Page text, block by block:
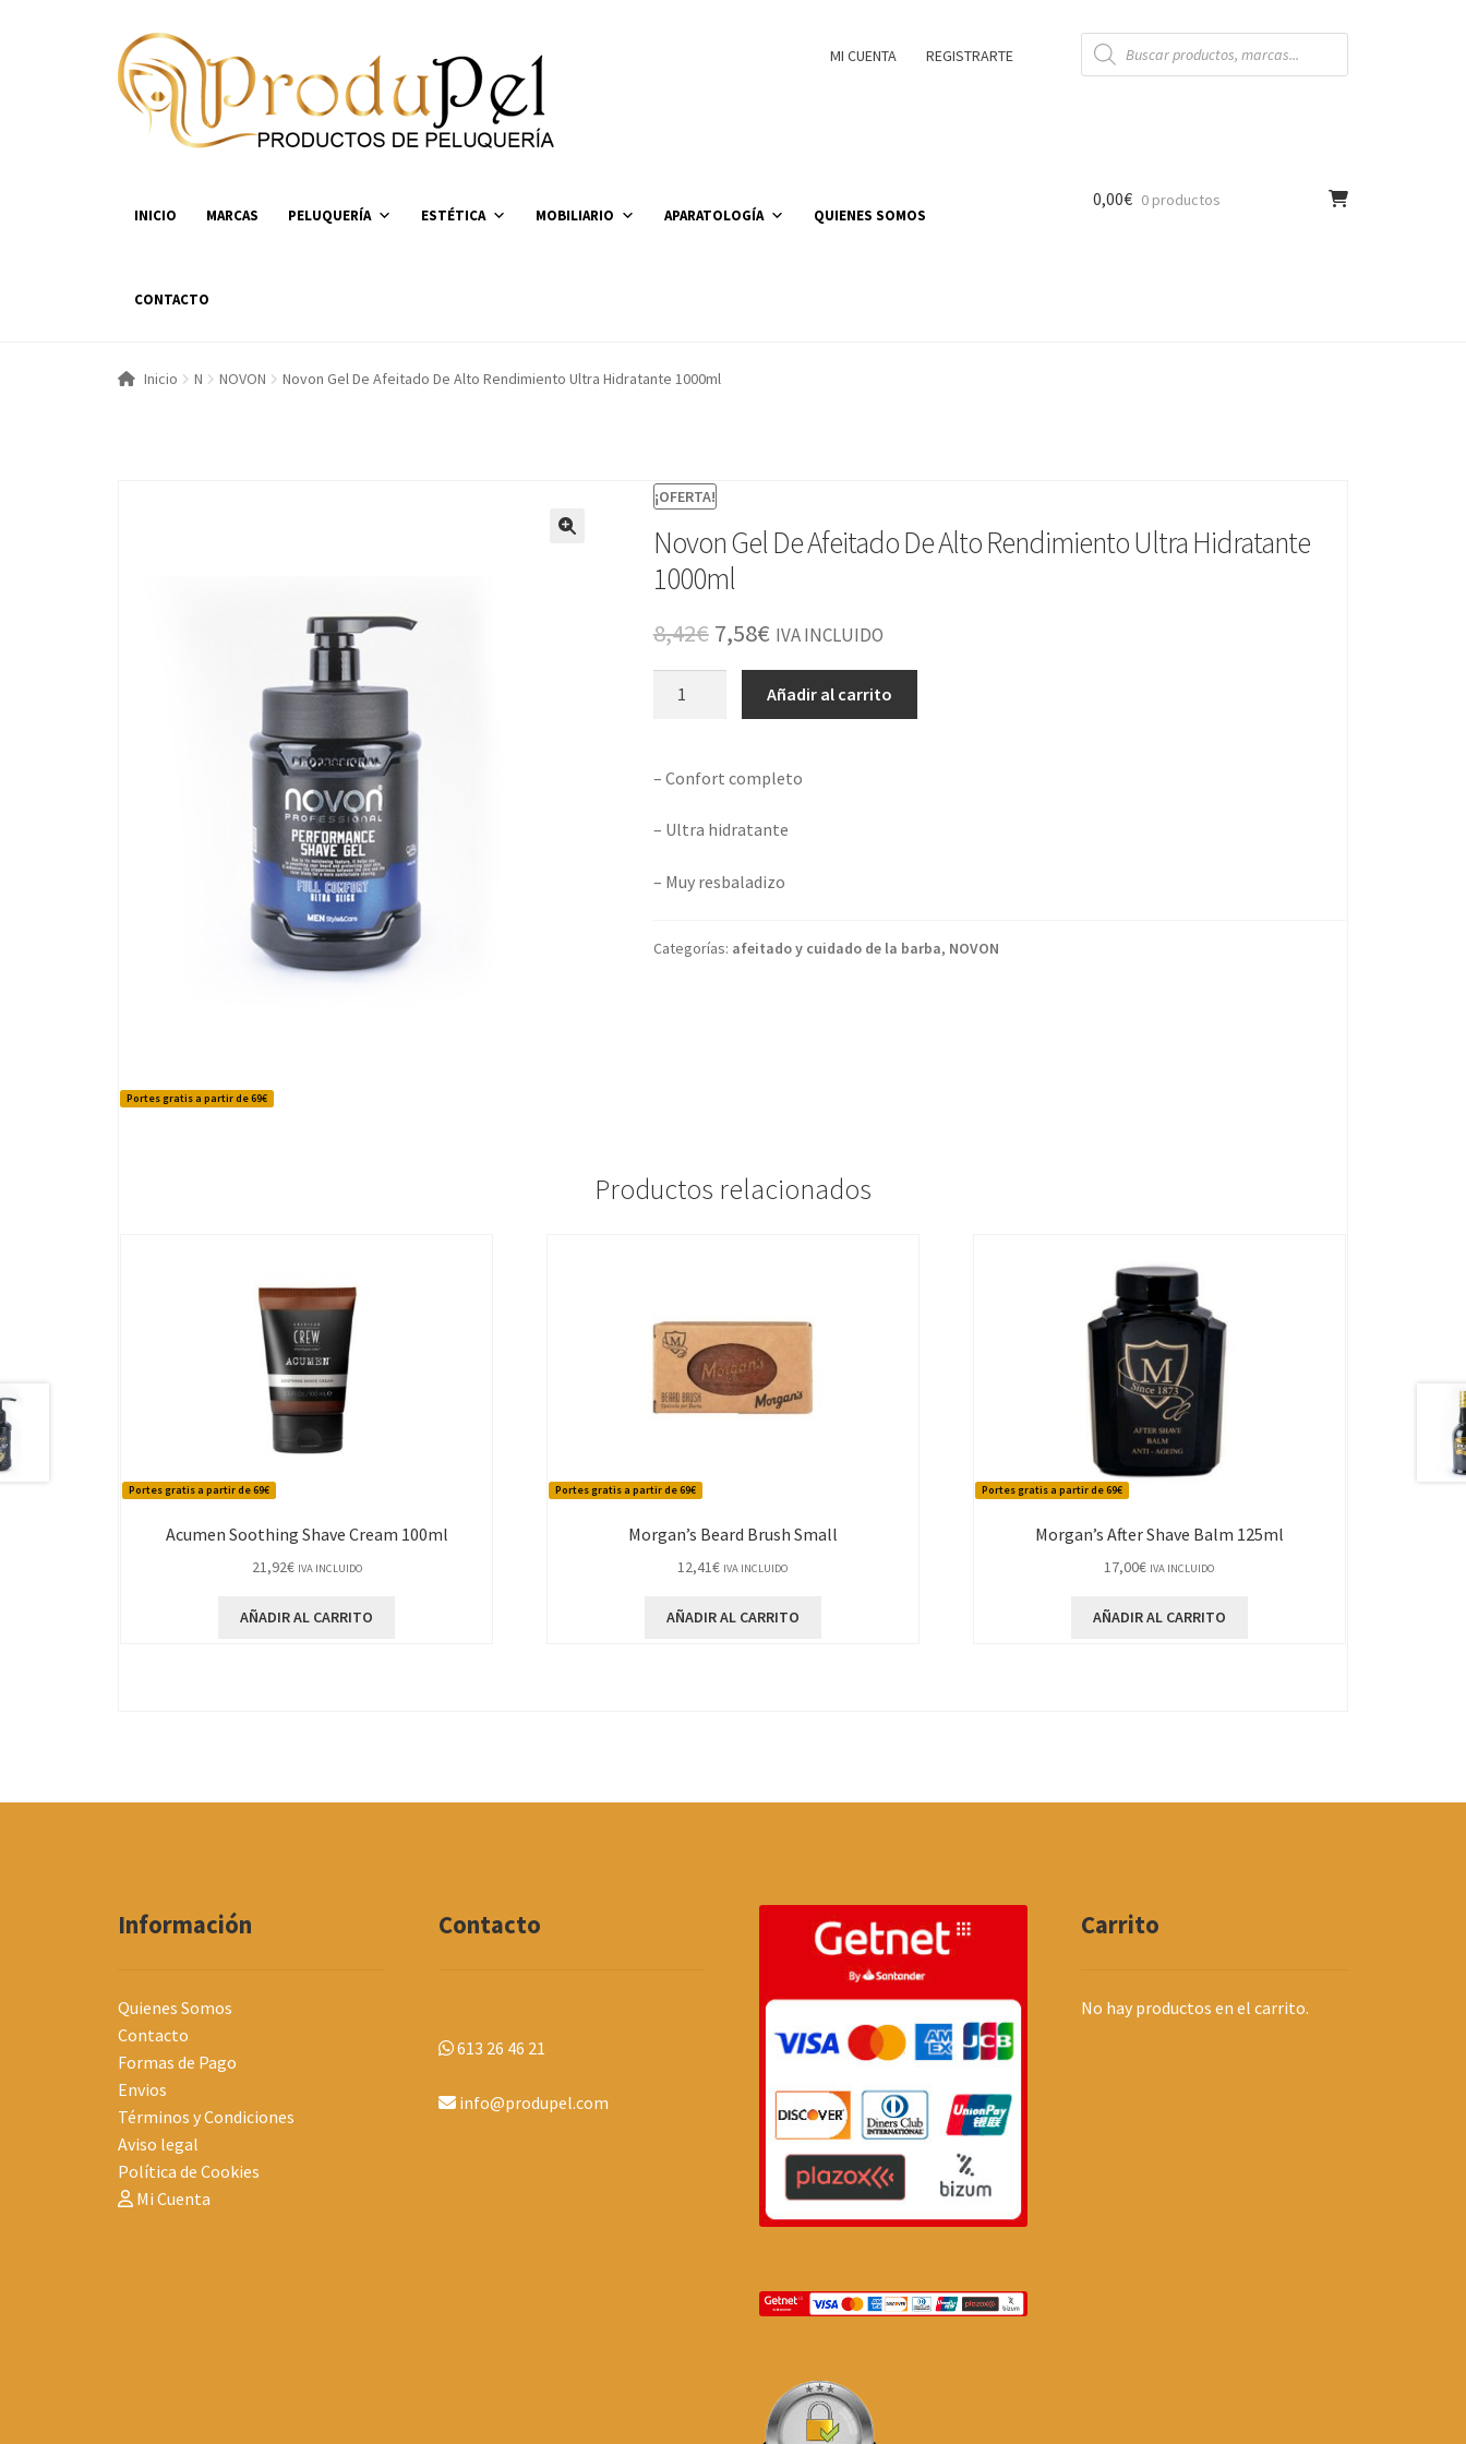
Ir
a
la
navegación
Ir
al
contenido
MI CUENTA REGISTRARTE
Búsqueda
de
productos
INICIO MARCAS PELUQUERÍA ESTÉTICA MOBILIARIO APARATOLOGÍA QUIENES SOMOS
CONTACTO
0,00€ 0 productos
Inicio N NOVON Novon Gel De Afeitado De Alto Rendimiento Ultra Hidratante 1000ml
¡OFERTA!
Portes gratis a partir de 69€
Novon Gel De Afeitado De Alto Rendimiento Ultra Hidratante
1000ml
8,42€ El
precio
original
8,42€.
7,58€El
precio
actual
7,58€.
IVA INCLUIDO
De
Ultra
cantidad
Añadir al carrito
– Confort completo
– Ultra hidratante
– Muy resbaladizo
Categorías: afeitado y cuidado de la barba, NOVON
Productos relacionados
Portes gratis a partir de 69€
Acumen Soothing Shave Cream 100ml
21,92€ IVA INCLUIDO
AÑADIR AL CARRITO
Portes gratis a partir de 69€
Morgan’s Beard Brush Small
12,41€ IVA INCLUIDO
AÑADIR AL CARRITO
Portes gratis a partir de 69€
Morgan’s After Shave Balm 125ml
17,00€ IVA INCLUIDO
AÑADIR AL CARRITO
Información
Quienes Somos
Contacto
Formas de Pago
Envios
Términos y Condiciones
Aviso legal
Política de Cookies
Mi Cuenta
Contacto
613 26 46 21
info@produpel.com
Carrito
No hay productos en el carrito.